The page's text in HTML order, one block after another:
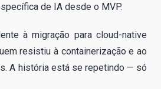
de IA desde o MVP.
à migração para cloud-native
resistiu à containerização e ao
A história está se repetindo — só